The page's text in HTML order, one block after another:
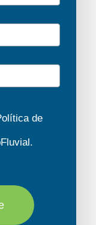
de